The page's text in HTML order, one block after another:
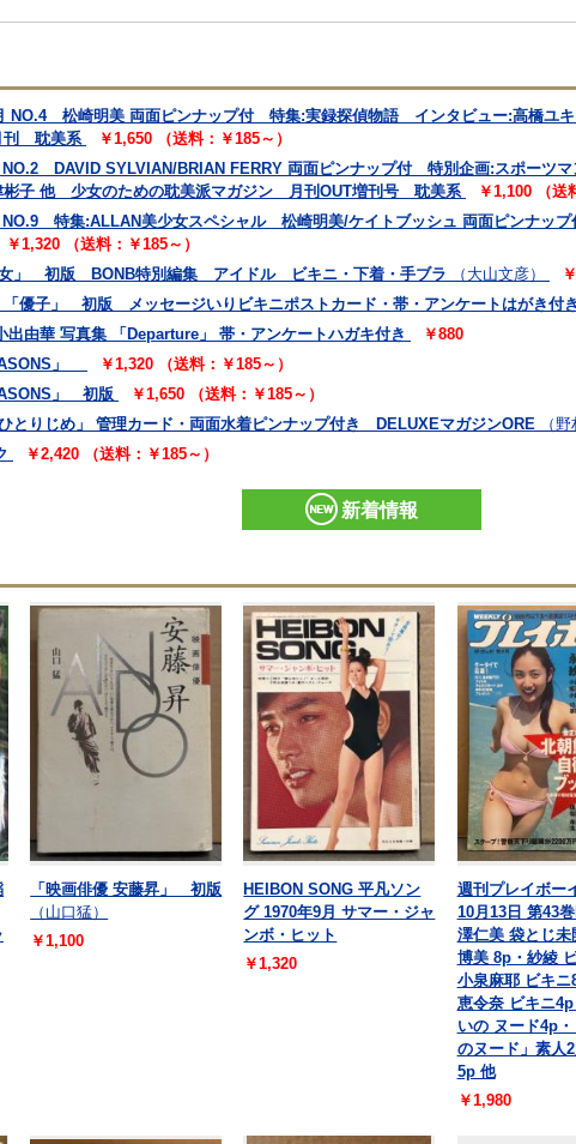
NO.4 松崎明美 両面ピンナップ付 特集:実録探偵物語 インタビュー:高橋ユ
刊 耽美系
￥1,650 （送料：￥185～）
DAVID SYLVIAN/BRIAN FERRY 両面ピンナップ付 特別企画:スポーツ
彬子 他 少女のための耽美派マガジン 月刊OUT増刊号 耽美系
￥1,100 （送
NO.9 特集:ALLAN美少女スペシャル 松崎明美/ケイトブッシュ 両面ピンナッ
￥1,320 （送料：￥185～）
女」 初版 BONB特別編集 アイドル ビキニ・下着・手ブラ
（大山文彦）
「優子」 初版 メッセージいりビキニポストカード・帯・アンケートはがき
出由華 写真集 「Departure」 帯・アンケートハガキ付き
￥880
」
￥1,320 （送料：￥185～）
」 初版
￥1,650 （送料：￥185～）
とりじめ」 管理カード・両面水着ピンナップ付き DELUXEマガジンORE
（
￥2,420 （送料：￥185～）
新着情報
「映画俳優 安藤昇」 初版
（山口猛）
￥1,100
HEIBON SONG 平凡ソン
グ 1970年9月 サマー・ジャ
ンボ・ヒット
￥1,320
週刊プレイボー
10月13日 第43
澤仁美 袋とじ未
博美 8p・紗綾
小泉麻耶 ビキニ
恵令奈 ビキニ
いの ヌード4p
のヌード」素人
5p 他
￥1,980